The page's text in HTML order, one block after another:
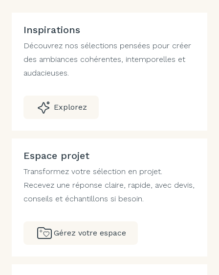
Inspirations
Découvrez nos sélections pensées pour créer
des ambiances cohérentes, intemporelles et
audacieuses.
Explorez
Espace projet
Transformez votre sélection en projet.
Recevez une réponse claire, rapide, avec devis,
conseils et échantillons si besoin.
Gérez votre espace